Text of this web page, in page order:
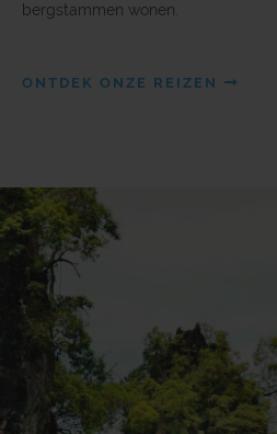
bergstammen wonen.
ONTDEK ONZE REIZEN